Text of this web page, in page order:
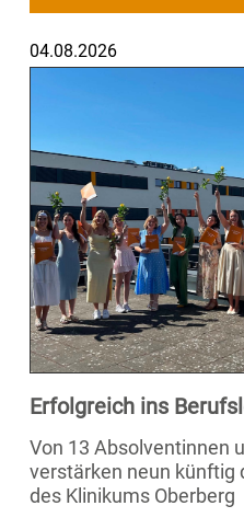
04.08.2026
Erfolgreich ins
Von 13 Absolventinnen
verstärken neun künftig
des Klinikums Oberberg